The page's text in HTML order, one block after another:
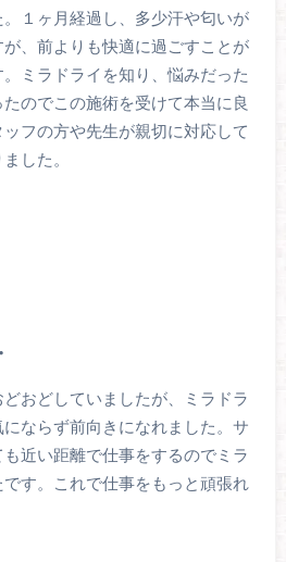
１ヶ月経過し、多少汗や匂いが
、前よりも快適に過ごすことが
ミラドライを知り、悩みだった
のでこの施術を受けて本当に良
フの方や先生が親切に対応して
した。
おどしていましたが、ミラドラ
ならず前向きになれました。サ
近い距離で仕事をするのでミラ
です。これで仕事をもっと頑張れ